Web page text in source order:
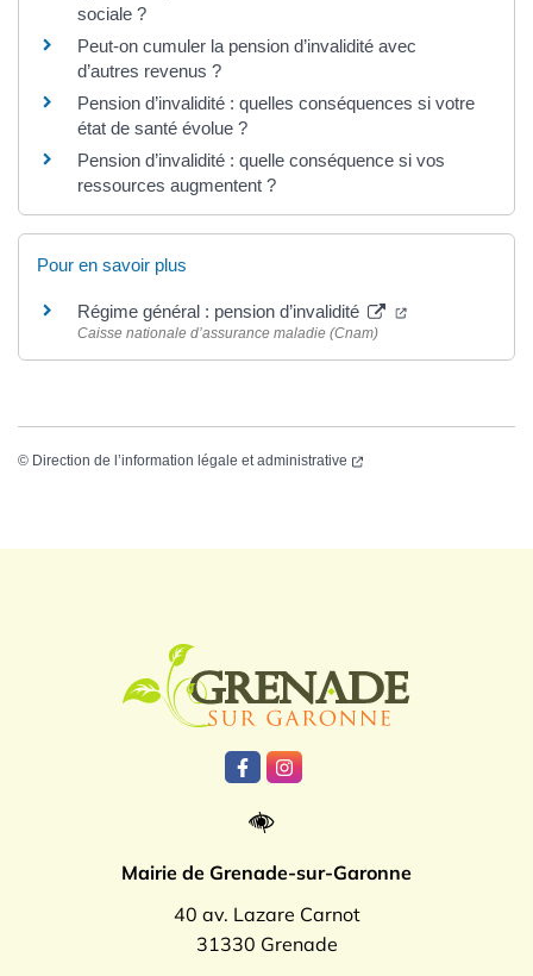
sociale ?
Peut-on cumuler la pension d’invalidité avec
d’autres revenus ?
Pension d’invalidité : quelles conséquences si votre
état de santé évolue ?
Pension d’invalidité : quelle conséquence si vos
ressources augmentent ?
Pour en savoir plus
Régime général : pension d’invalidité
Caisse nationale d’assurance maladie (Cnam)
© Direction de l’information légale et administrative
Lien vers le compte Facebook
Lien vers le compte
Mairie de Grenade-sur-Garonne
40 av. Lazare Carnot
31330 Grenade